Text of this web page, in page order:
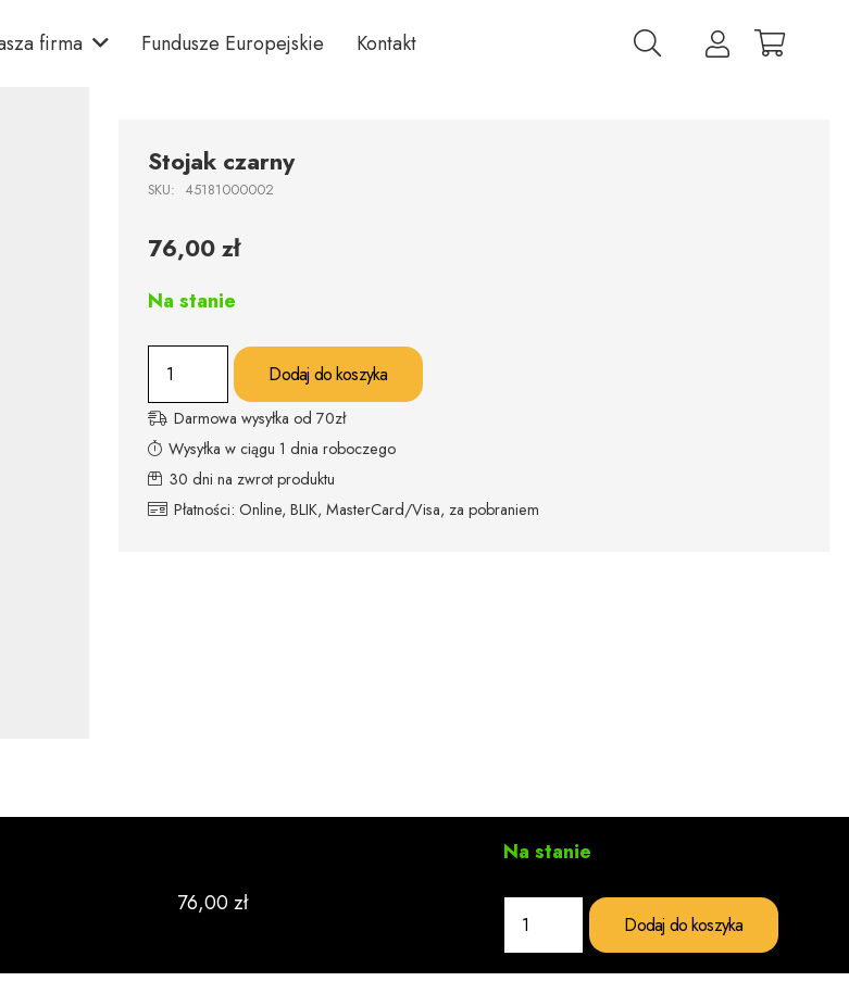
firma Fundusze Europejskie Kontakt
Stojak czarny
SKU: 45181000002
76,00zł
Na stanie
Stojak
czarny
Dodaj do koszyka
Darmowa wysyłka od 70zł
Wysyłka w ciągu 1 dnia roboczego
30 dni na zwrot produktu
Płatności: Online, BLIK, MasterCard/Visa, za pobraniem
76,00zł
Na stanie
Stojak
czarny
Dodaj do koszyka